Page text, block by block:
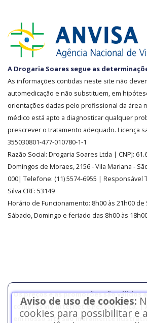
A Drogaria Soares segue as
As informações contidas neste site não
automedicação e não substituem, em
orientações dadas pelo profissional da área
médico está apto a diagnosticar qualquer
prescrever o tratamento adequado. Licença
355030801-477-010780-1-1
Razão Social: Drogaria Soares Ltda | CNPJ:
Domingos de Moraes, 2156-Vila Mariana -
000| Telefone: (11)5574-6955 | Responsável
Silva CRF: 53149
Horário de Funcionamento: 8h00 às 21h00
Sábado, Domingo e feriado das 8h00 às
Os preços e as promoções são válidos
compras via internet e Pessoa Física.
em nosso site são meramente
Aviso de uso de cookies:
cookies para possibilitar e